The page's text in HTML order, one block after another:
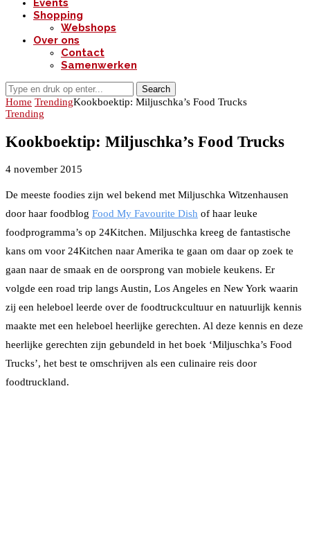
Events
Shopping
Webshops
Over ons
Contact
Samenwerken
Search
Home TrendingKookboektip: Miljuschka’s Food Trucks
Trending
Kookboektip: Miljuschka’s Food Trucks
4 november 2015
De meeste foodies zijn wel bekend met Miljuschka Witzenhausen
door haar foodblog Food My Favourite Dish of haar leuke
foodprogramma’s op 24Kitchen. Miljuschka kreeg de fantastische
kans om voor 24Kitchen naar Amerika te gaan om daar op zoek te
gaan naar de smaak en de oorsprong van mobiele keukens. Er
volgde een road trip langs Austin, Los Angeles en New York waarin
zij een heleboel leerde over de foodtruckcultuur en natuurlijk kennis
maakte met een heleboel heerlijke gerechten. Al deze kennis en deze
heerlijke gerechten zijn gebundeld in het boek ‘Miljuschka’s Food
Trucks’, het best te omschrijven als een culinaire reis door
foodtruckland.